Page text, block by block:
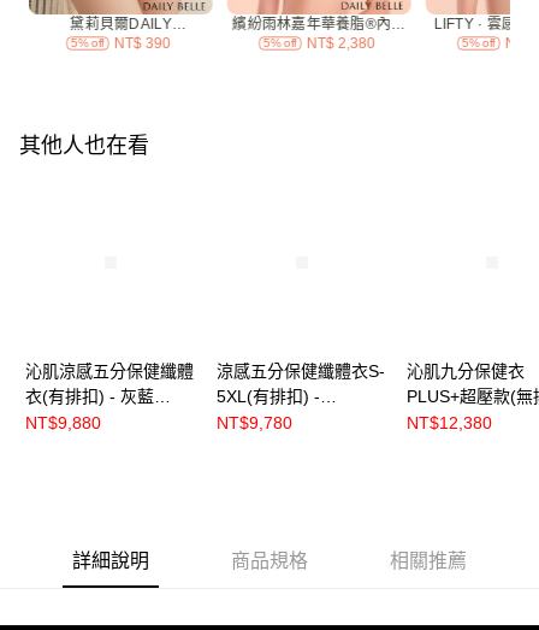
台新國際商業銀行
中國信託商業銀行
台灣樂天信用卡公司
運送方式
付款後全家取貨
宅配
每筆NT$120，滿NT$3,000(含以上)免運費
其他人也在看
沁肌涼感五分保健纖體
衣(有排扣) - 灰藍
【R80231】
NT$9,880
涼感五分保健纖體衣S-
5XL(有排扣) -
【R80131】
NT$9,780
沁肌九分保健衣
PLUS+超壓款(無
- 灰藍【R8020】
NT$12,380
詳細說明 商品規格 相關推薦